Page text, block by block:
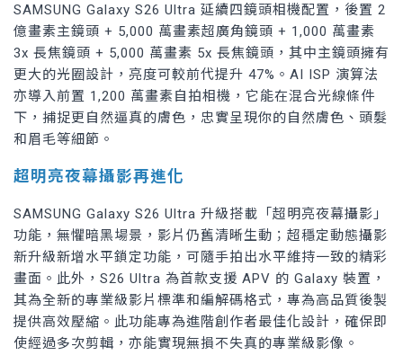
SAMSUNG Galaxy S26 Ultra 延續四鏡頭相機配置，後置 2
億畫素主鏡頭 + 5,000 萬畫素超廣角鏡頭 + 1,000 萬畫素
3x 長焦鏡頭 + 5,000 萬畫素 5x 長焦鏡頭，其中主鏡頭擁有
更大的光圈設計，亮度可較前代提升 47%。AI ISP 演算法
亦導入前置 1,200 萬畫素自拍相機，它能在混合光線條件
下，捕捉更自然逼真的膚色，忠實呈現你的自然膚色、頭髮
和眉毛等細節。
超明亮夜幕攝影再進化
SAMSUNG Galaxy S26 Ultra 升級搭載「超明亮夜幕攝影」
功能，無懼暗黑場景，影片仍舊清晰生動；超穩定動態攝影
新升級新增水平鎖定功能，可隨手拍出水平維持一致的精彩
畫面。此外，S26 Ultra 為首款支援 APV 的 Galaxy 裝置，
其為全新的專業級影片標準和編解碼格式，專為高品質後製
提供高效壓縮。此功能專為進階創作者最佳化設計，確保即
使經過多次剪輯，亦能實現無損不失真的專業級影像。